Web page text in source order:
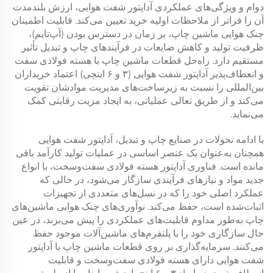
دوام و ویژگی‌های عملکردی آداپتور شفت هوایی، ارزش بلندمدت
آن را فراتر از ملاحظات اولیه خرید تعیین می‌کند. قابلیت اطمینان
چنک هوایی ماشین چاپ، بر زمان در دسترس بودن (آپ‌تایم)،
ظرفیت تولید و کاهش ضایعات در فرآیندهای چاپ و تبدیل تأثیر
مستقیم دارد. راه‌حل قطعات ماشین چاپ با هسته فولادی سفت
و انعطاف‌پذیر آداپتور شفت هوایی (۳ و ۶ اینچی) اعتماد خریداران
بین‌المللی را نسبت به زیرساخت‌های مدیریت موادشان تقویت
می‌کند و از طریق تعالی عملیاتی، به ایجاد مزیت رقابتی کمک
می‌نماید.
با ادامه تحولات در صنایع چاپ و تبدیل، آداپتور شفت هوایی
همچنان به‌عنوان یک عنصر اساسی در عملیات تولید کارآمد باقی
مانده است. فناوری آداپتور هسته فولادی سفت‌وسخت، با انواع
جدید مواد و نیازهای فرآیندی سازگار می‌شود، در حالی که
عملکرد اصلی خود را که در نسل‌های متعددی از تجهیزات
اثبات‌شده است، حفظ می‌کند. نوآوری‌های چنک هوایی ماشین‌های
چاپ به‌طور مداوم قابلیت‌های عملکردی را پیش می‌برند، در عین
حال سازگاری خود را با پلتفرم‌های ماشین‌آلات موجود حفظ
می‌کنند. سرمایه‌گذاری بر روی قطعات ماشین چاپ با آداپتور
شفت هوایی دارای هسته فولادی سفت‌وسخت و قابلیت